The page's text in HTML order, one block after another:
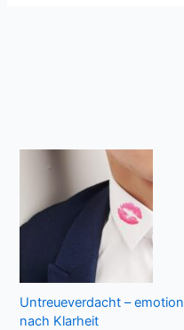
Untreueverdacht –
nach Klarheit